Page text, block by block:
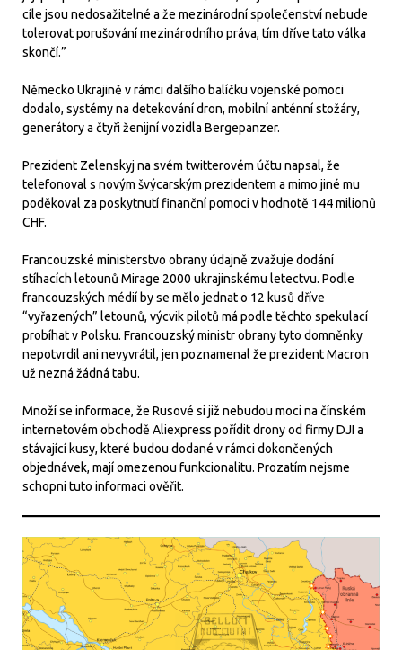
cíle jsou nedosažitelné a že mezinárodní společenství nebude
tolerovat porušování mezinárodního práva, tím dříve tato válka
skončí.”
Německo Ukrajině v rámci dalšího balíčku vojenské pomoci
dodalo, systémy na detekování dron, mobilní anténní stožáry,
generátory a čtyři ženijní vozidla Bergepanzer.
Prezident Zelenskyj na svém twitterovém účtu napsal, že
telefonoval s novým švýcarským prezidentem a mimo jiné mu
poděkoval za poskytnutí finanční pomoci v hodnotě 144 milionů
CHF.
Francouzské ministerstvo obrany údajně zvažuje dodání
stíhacích letounů Mirage 2000 ukrajinskému letectvu. Podle
francouzských médií by se mělo jednat o 12 kusů dříve
“vyřazených” letounů, výcvik pilotů má podle těchto spekulací
probíhat v Polsku. Francouzský ministr obrany tyto domněnky
nepotvrdil ani nevyvrátil, jen poznamenal že prezident Macron
už nezná žádná tabu.
Množí se informace, že Rusové si již nebudou moci na čínském
internetovém obchodě Aliexpress pořídit drony od firmy DJI a
stávající kusy, které budou dodané v rámci dokončených
objednávek, mají omezenou funkcionalitu. Prozatím nejsme
schopni tuto informaci ověřit.